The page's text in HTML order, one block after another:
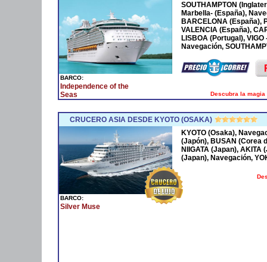
BARCO:
Independence of the
Seas
SOUTHAMPTON
Marbella- (España),
BARCELONA (España),
VALENCIA (España),
LISBOA (Portugal),
Navegación,
Descubra la
CRUCERO ASIA DESDE KYOTO (OSAKA)
BARCO:
Silver Muse
KYOTO (Osaka),
(Japón), BUSAN (Corea
NIIGATA (Japan), AKITA
(Japan), Navegación,